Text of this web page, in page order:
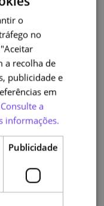
ENGLISH
o
no
a recolha de
publicidade e
em
Consulte a
informações.
Publicidade